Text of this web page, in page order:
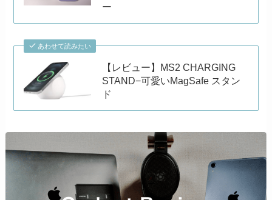
ー
あわせて読みたい
【レビュー】MS2 CHARGING
STAND−可愛いMagSafe スタン
ド